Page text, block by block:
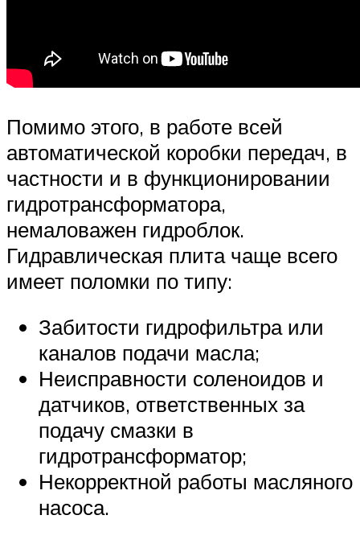
Помимо этого, в работе всей
автоматической коробки передач, в
частности и в функционировании
гидротрансформатора,
немаловажен гидроблок.
Гидравлическая плита чаще всего
имеет поломки по типу:
Забитости гидрофильтра или
каналов подачи масла;
Неисправности соленоидов и
датчиков, ответственных за
подачу смазки в
гидротрансформатор;
Некорректной работы масляного
насоса.